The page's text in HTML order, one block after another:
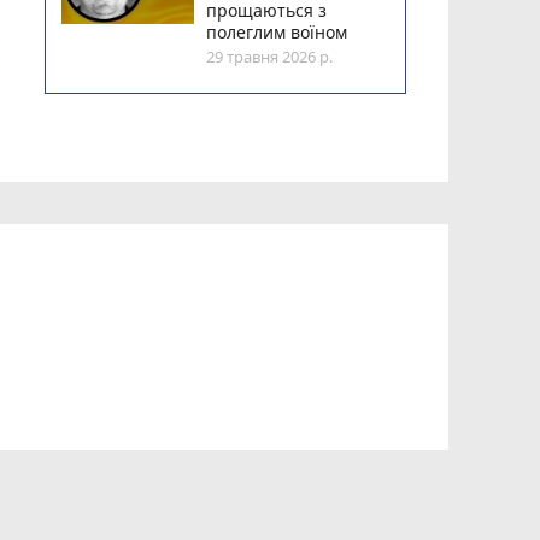
прощаються з
полеглим воїном
29 травня 2026 р.